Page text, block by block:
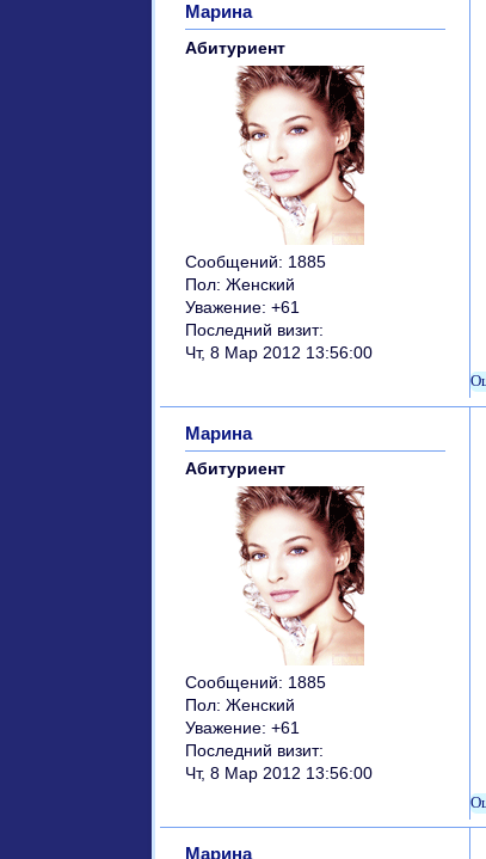
Марина
Абитуриент
Сообщений: 1885
Пол: Женский
Уважение: +61
Последний визит:
Чт, 8 Мар 2012 13:56:00
Марина
Абитуриент
Сообщений: 1885
Пол: Женский
Уважение: +61
Последний визит:
Чт, 8 Мар 2012 13:56:00
Марина